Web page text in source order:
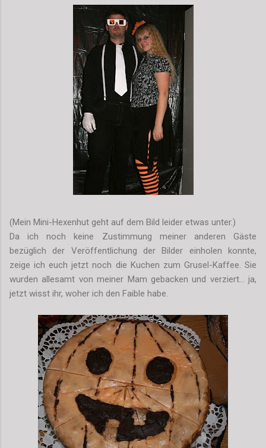
(Mein Mini-Hexenhut geht auf dem Bild leider etwas unter.)
Da ich noch keine Zustimmung meiner anderen Gäste
bezüglich der Veröffentlichung der Bilder einholen konnte,
zeige ich euch jetzt noch die Kuchen zum Grusel-Kaffee. Sie
wurden allesamt von meiner Mam gebacken und verziert... ja,
jetzt wisst ihr, woher ich den Faible habe.